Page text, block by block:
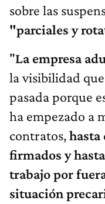
sobre las
"parciales y
"La empresa
la visibilidad
pasada porque
ha empezado a
contratos,hasta
firmados y
trabajo por
situación